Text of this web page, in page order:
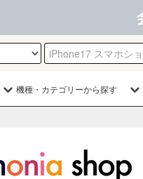
機種・カテゴリーから探す